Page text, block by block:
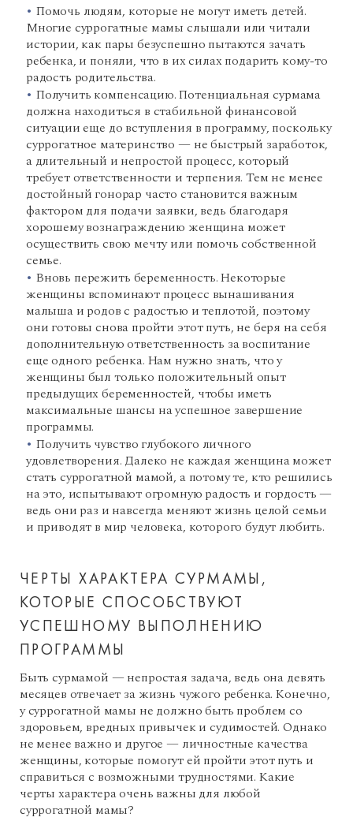
Помочь людям, которые не могут иметь детей.
Многие суррогатные мамы слышали или читали
истории, как пары безуспешно пытаются зачать
ребенка, и поняли, что в их силах подарить кому-то
радость родительства.
Получить компенсацию. Потенциальная сурмама
должна находиться в стабильной финансовой
ситуации еще до вступления в программу, поскольку
суррогатное материнство — не быстрый заработок,
а длительный и непростой процесс, который
требует ответственности и терпения. Тем не менее
достойный гонорар часто становится важным
фактором для подачи заявки, ведь благодаря
хорошему вознаграждению женщина может
осуществить свою мечту или помочь собственной
семье.
Вновь пережить беременность. Некоторые
женщины вспоминают процесс вынашивания
малыша и родов с радостью и теплотой, поэтому
они готовы снова пройти этот путь, не беря на себя
дополнительную ответственность за воспитание
еще одного ребенка. Нам нужно знать, что у
женщины был только положительный опыт
предыдущих беременностей, чтобы иметь
максимальные шансы на успешное завершение
программы.
Получить чувство глубокого личного
удовлетворения. Далеко не каждая женщина может
стать суррогатной мамой, а потому те, кто решились
на это, испытывают огромную радость и гордость —
ведь они раз и навсегда меняют жизнь целой семьи
и приводят в мир человека, которого будут любить.
ЧЕРТЫ ХАРАКТЕРА СУРМАМЫ,
КОТОРЫЕ СПОСОБСТВУЮТ
УСПЕШНОМУ ВЫПОЛНЕНИЮ
ПРОГРАММЫ
Быть сурмамой — непростая задача, ведь она девять
месяцев отвечает за жизнь чужого ребенка. Конечно,
у суррогатной мамы не должно быть проблем со
здоровьем, вредных привычек и судимостей. Однако
не менее важно и другое — личностные качества
женщины, которые помогут ей пройти этот путь и
справиться с возможными трудностями. Какие
черты характера очень важны для любой
суррогатной мамы?